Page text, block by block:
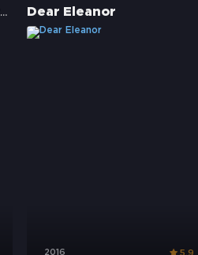
Vizontele Tuuba – Vizontele 2 Dear Eleanor
2016